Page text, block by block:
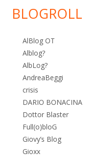
BLOGROLL
AlBlog OT
Alblog?
AlbLog?
AndreaBeggi
crisis
DARIO BONACINA
Dottor Blaster
Full(o)bloG
Giovy’s Blog
Gioxx